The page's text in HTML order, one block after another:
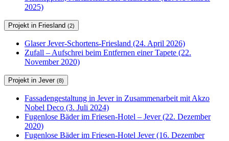
2025)
Projekt in Friesland (2)
Glaser Jever-Schortens-Friesland (24. April 2026)
Zufall – Aufschrei beim Entfernen einer Tapete (22.
November 2020)
Projekt in Jever (8)
Fassadengestaltung in Jever in Zusammenarbeit mit Akzo
Nobel Deco (3. Juli 2024)
Fugenlose Bäder im Friesen-Hotel – Jever (22. Dezember
2020)
Fugenlose Bäder im Friesen-Hotel Jever (16. Dezember